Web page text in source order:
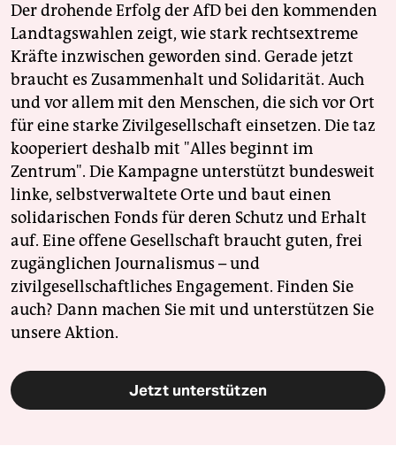
Der drohende Erfolg der AfD bei den kommenden
Landtagswahlen zeigt, wie stark rechtsextreme
Kräfte inzwischen geworden sind. Gerade jetzt
braucht es Zusammenhalt und Solidarität. Auch
und vor allem mit den Menschen, die sich vor Ort
für eine starke Zivilgesellschaft einsetzen. Die taz
kooperiert deshalb mit "Alles beginnt im
Zentrum". Die Kampagne unterstützt bundesweit
linke, selbstverwaltete Orte und baut einen
solidarischen Fonds für deren Schutz und Erhalt
auf. Eine offene Gesellschaft braucht guten, frei
zugänglichen Journalismus – und
zivilgesellschaftliches Engagement. Finden Sie
auch? Dann machen Sie mit und unterstützen Sie
unsere Aktion.
Jetzt unterstützen